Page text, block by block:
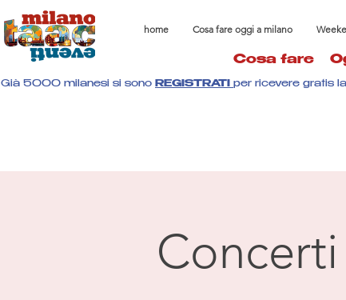
home Cosa fare oggi a milano
Cosa fare
Già 5000 milanesi si sono REGISTRATI per ricevere gratis